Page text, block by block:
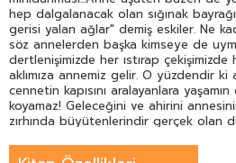
hep dalgalanacak olan sığınak
gerisi yalan ağlar" demiş eskiler. Ne
söz annelerden başka kimseye de
dertlenişimizde her ıstırap
aklımıza annemiz gelir. O yüzdendir ki
cennetin kapısını aralayanlara
koyamaz! Geleceğini ve ahirini
zırhında büyütenlerindir gerçek olan
paylaşmadığımızı ona en çok